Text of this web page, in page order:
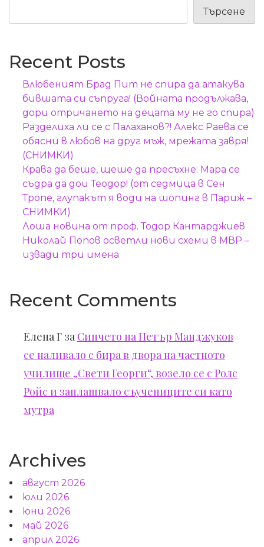
Търсене
Recent Posts
Влюбеният Брад Пит не спира да атакува
бившата си съпруга! (Войната продължава,
дори отричането на децата му не го спира)
Разделиха ли се с Палаханов?! Алекс Раева се
обясни в любов на друг мъж, мрежата завря!
(СНИМКИ)
Крава да беше, щеше да пресъхне: Мара се
съдра да дои Теодор! (от седмица в Сен
Тропе, глупакът я води на шопинг в Париж –
СНИМКИ)
Лоша новина от проф. Тодор Кантарджиев
Николай Попов осветли нови схеми в МВР –
извади три имена
Recent Comments
Елена Г за Синчето на Петър Манджуков
се наливало с бира в двора на частното
училище „Свети Георги“, возело се с Ролс
Ройс и заплашвало съучениците си като
мутра
Archives
август 2026
юли 2026
юни 2026
май 2026
април 2026